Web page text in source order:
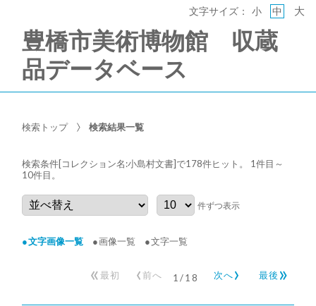
豊橋市美術博物館 収蔵
品データベース
文字サイズ： 小 中 大
検索トップ 検索結果一覧
検索条件[コレクション名:小島村文書]で178件ヒット 。 1件目～
10件目 。
件ずつ表示
文字画像一覧 画像一覧 文字一覧
«最初 ‹前へ 1 /18 次へ› 最後 »